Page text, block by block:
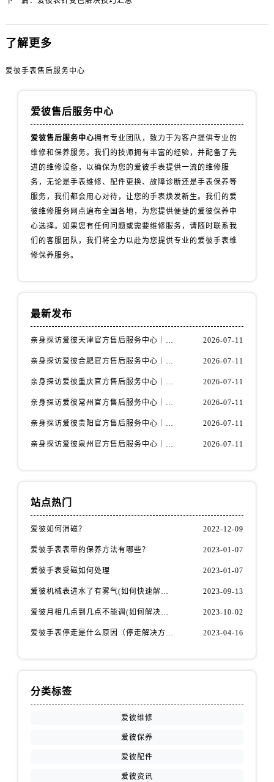
内蒙古自治区乌海市海勃湾区人民南路爱彼售后服务中心（需提前预约）
山西省运城市盐湖区河东街爱彼售后服务中心（需提前预约）
山西省太原市迎泽区迎泽街道解放路15号亨得利名表维修授权店3楼爱彼售后服务中心（需提前预约）
安徽省淮南市田家庵区国庆中路爱彼售后服务中心（需提前预约）
福建省莆田市城厢区霞林街道荔华东大道爱彼售后服务中心（需提前预约）
了解更多
爱彼手表售后服务中心
爱彼售后服务中心
爱彼售后服务中心拥有专业团队，致力于为客户提供专业的
维修和保养服务。我们的技师拥有丰富的经验，并配备了先
进的维修设备，以确保为您的爱彼手表提供一流的维修服
务，无论是手表维修、配件更换、故障诊断还是手表保养等
服务，我们都会用心对待，让您的手表焕发新生。我们的爱
彼维修服务网点遍布全国各地，为您提供便捷的爱彼保养中
心选择。如果您有任何问题或需要维修服务，请随时联系我
们的客服团队，我们将全力以赴为您提供专业的爱彼手表维
修保养服务。
最新发布
亲身探访爱彼天津官方售后服务中心｜全部地址与售后电话（2026年7月最新） 2026-07-11
亲身探访爱彼合肥官方售后服务中心｜热线电话与网点地址（2026年7月最新） 2026-07-11
亲身探访爱彼重庆官方售后服务中心｜详细地址与售后电话（2026年7月最新） 2026-07-11
亲身探访爱彼常州官方售后服务中心｜热线与地址（2026年7月最新） 2026-07-11
亲身探访爱彼贵阳官方售后服务中心｜网点地址及热线（2026年7月最新） 2026-07-11
亲身探访爱彼泉州官方售后服务中心｜服务热线及具体地址（2026年7月最新） 2026-07-11
站点热门
爱彼如何消磁？ 2022-12-09
爱彼手表表带的保养方法有哪些？ 2023-01-07
爱彼手表受磁如何处理 2023-01-07
爱彼机械表进水了有雾气(如何快速解决问题) 2023-09-13
爱彼月相几点到几点不能调(如何解决问题) 2023-10-02
爱彼手表停走是什么原因（停走解决方法） 2023-04-16
分类标签
爱彼维修
爱彼保养
爱彼配件
爱彼资讯